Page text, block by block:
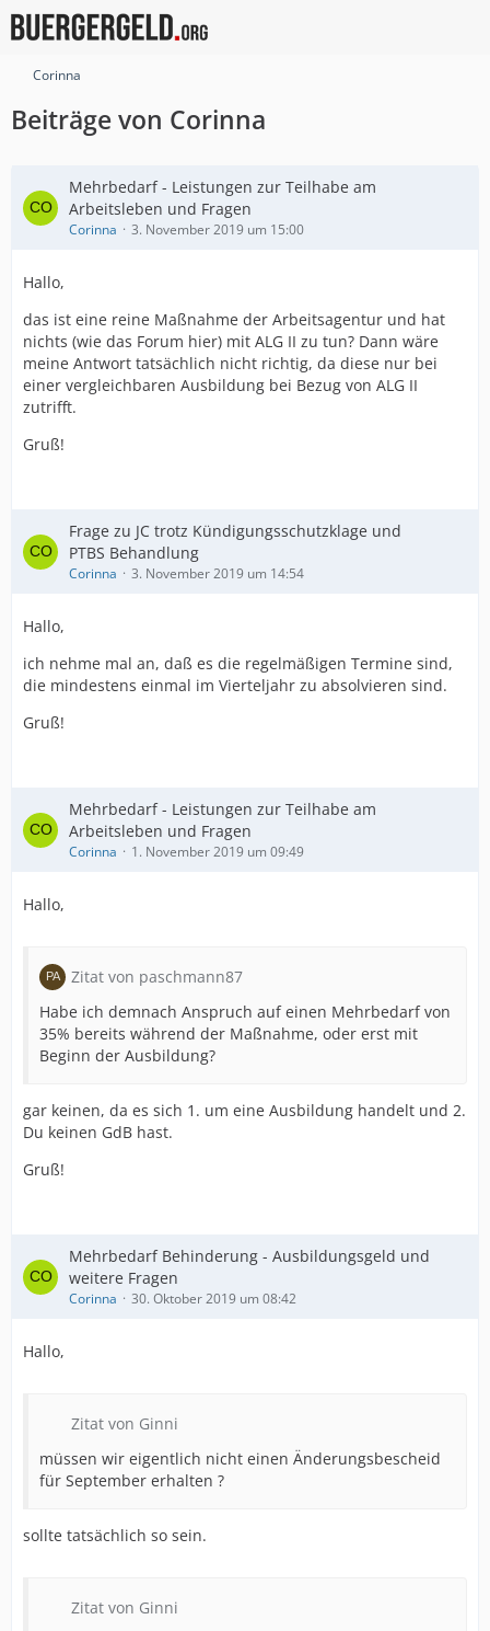
Corinna
Beiträge von Corinna
Mehrbedarf - Leistungen zur Teilhabe am
Arbeitsleben und Fragen
Corinna 3. November 2019 um 15:00
Hallo,
das ist eine reine Maßnahme der Arbeitsagentur und hat
nichts (wie das Forum hier) mit ALG II zu tun? Dann wäre
meine Antwort tatsächlich nicht richtig, da diese nur bei
einer vergleichbaren Ausbildung bei Bezug von ALG II
zutrifft.
Gruß!
Frage zu JC trotz Kündigungsschutzklage und
PTBS Behandlung
Corinna 3. November 2019 um 14:54
Hallo,
ich nehme mal an, daß es die regelmäßigen Termine sind,
die mindestens einmal im Vierteljahr zu absolvieren sind.
Gruß!
Mehrbedarf - Leistungen zur Teilhabe am
Arbeitsleben und Fragen
Corinna 1. November 2019 um 09:49
Hallo,
Zitat von paschmann87
Habe ich demnach Anspruch auf einen Mehrbedarf von
35% bereits während der Maßnahme, oder erst mit
Beginn der Ausbildung?
gar keinen, da es sich 1. um eine Ausbildung handelt und 2.
Du keinen GdB hast.
Gruß!
Mehrbedarf Behinderung - Ausbildungsgeld und
weitere Fragen
Corinna 30. Oktober 2019 um 08:42
Hallo,
Zitat von Ginni
müssen wir eigentlich nicht einen Änderungsbescheid
für September erhalten ?
sollte tatsächlich so sein.
Zitat von Ginni